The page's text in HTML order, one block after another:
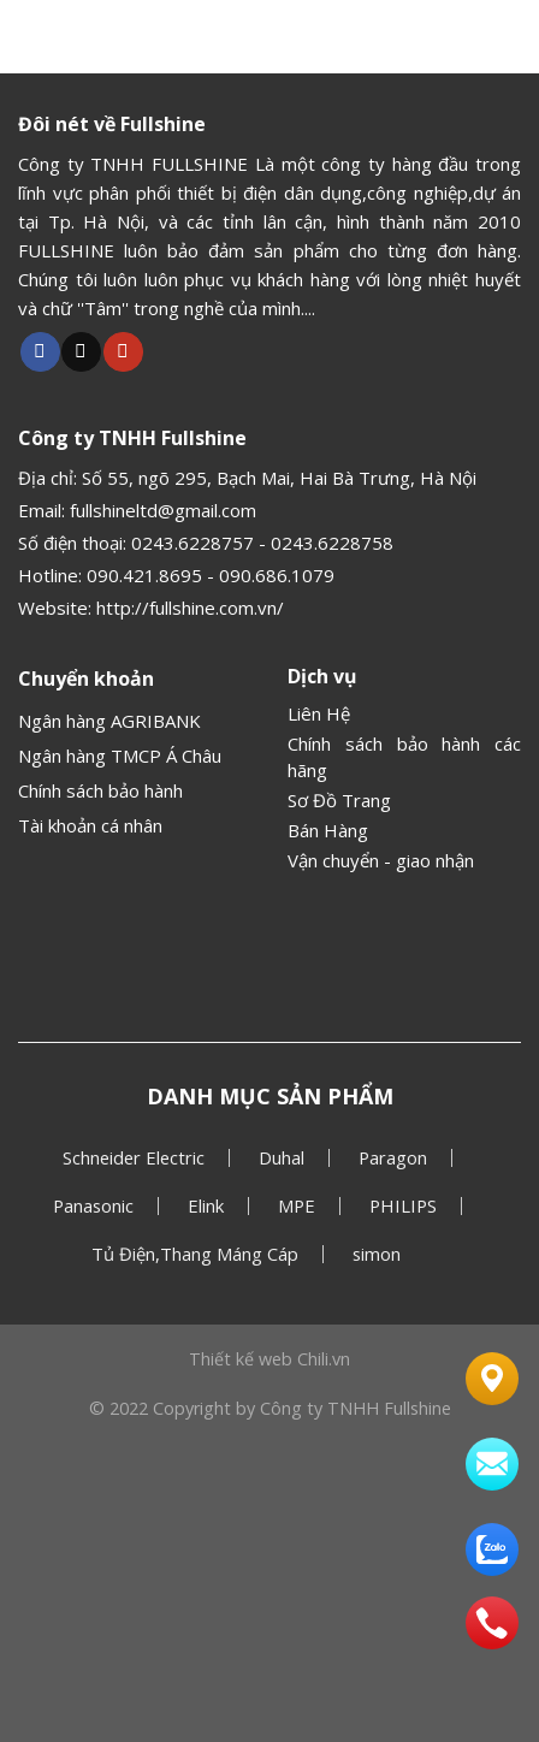
Đôi nét về Fullshine
Công ty TNHH FULLSHINE Là một công ty hàng đầu trong
lĩnh vực phân phối thiết bị điện dân dụng,công nghiệp,dự án
tại Tp. Hà Nội, và các tỉnh lân cận, hình thành năm 2010
FULLSHINE luôn bảo đảm sản phẩm cho từng đơn hàng.
Chúng tôi luôn luôn phục vụ khách hàng với lòng nhiệt huyết
và chữ ''Tâm'' trong nghề của mình....
Công ty TNHH Fullshine
Địa chỉ: Số 55, ngõ 295, Bạch Mai, Hai Bà Trưng, Hà Nội
Email: fullshineltd@gmail.com
Số điện thoại: 0243.6228757 - 0243.6228758
Hotline: 090.421.8695 - 090.686.1079
Website: http://fullshine.com.vn/
Chuyển khoản
Ngân hàng AGRIBANK
Ngân hàng TMCP Á Châu
Chính sách bảo hành
Tài khoản cá nhân
Dịch vụ
Liên Hệ
Chính sách bảo hành các
hãng
Sơ Đồ Trang
Bán Hàng
Vận chuyển - giao nhận
DANH MỤC SẢN PHẨM
Schneider Electric Duhal Paragon
Panasonic Elink MPE PHILIPS
Tủ Điện,Thang Máng Cáp simon
Thiết kế web Chili.vn
© 2022 Copyright by Công ty TNHH Fullshine